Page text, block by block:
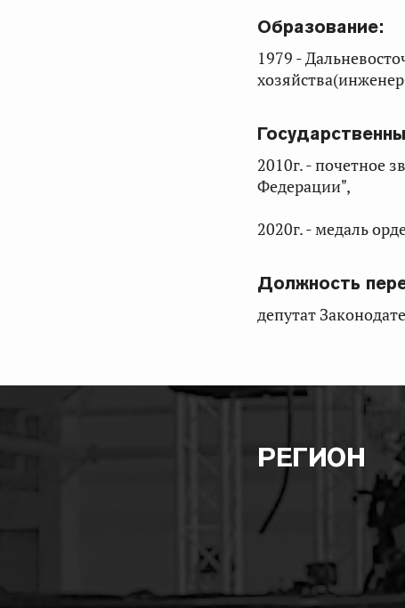
Образование:
1979 -
2010г. - почетное
Федерации",
2020г. - медаль
Должность
депутат
РЕГИОН